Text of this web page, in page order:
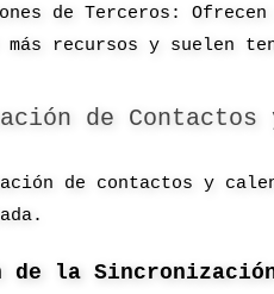
de Terceros:
más recursos y suelen
de Contactos
de contactos y
de la